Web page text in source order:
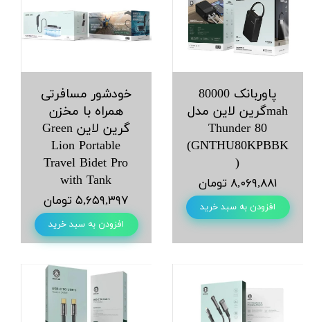
پاوربانک 80000
mahگرین لاین مدل
Thunder 80
(GNTHU80KPBBK
)
۸,۰۶۹,۸۸۱ تومان
افزودن به سبد خرید
خودشور مسافرتی
همراه با مخزن
گرین لاین Green
Lion Portable
Travel Bidet Pro
with Tank
۵,۶۵۹,۳۹۷ تومان
افزودن به سبد خرید